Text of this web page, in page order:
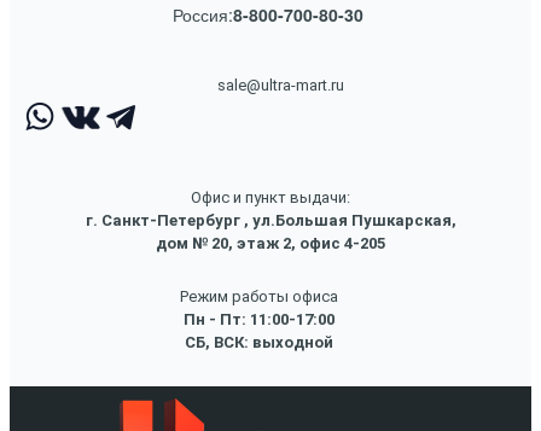
Россия:8-800-700-80-30
sale@ultra-mart.ru
Офис и пункт выдачи:
г. Санкт-Петербург , ул.Большая Пушкарская,
дом № 20, этаж 2, офис 4-205
Режим работы офиса
Пн - Пт: 11:00-17:00
СБ, ВСК: выходной